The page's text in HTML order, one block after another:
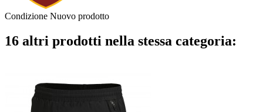
Condizione Nuovo prodotto
16 altri prodotti nella stessa categoria: